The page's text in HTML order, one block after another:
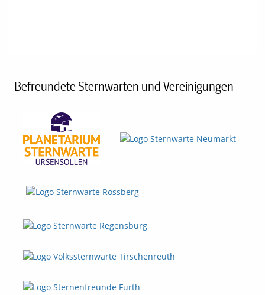
Befreundete Sternwarten und Vereinigungen